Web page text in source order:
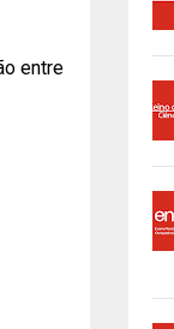
entre